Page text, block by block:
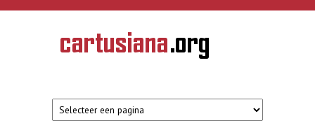
Overslaan en naar de inhoud gaan
CARTUSIANA
Geschiedenis
van de